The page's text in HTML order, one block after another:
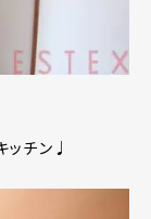
ッチン♩